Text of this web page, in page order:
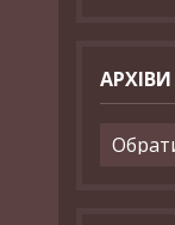
АРХІВИ
Архіви